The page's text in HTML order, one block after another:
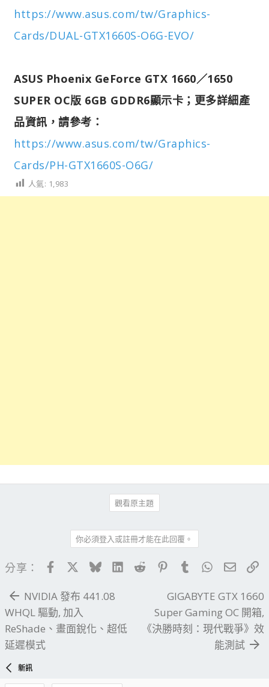
https://www.asus.com/tw/Graphics-
Cards/DUAL-GTX1660S-O6G-EVO/
ASUS Phoenix GeForce GTX 1660／1650
SUPER OC版 6GB GDDR6顯示卡；更多詳細產
品資訊，請參考：
https://www.asus.com/tw/Graphics-
Cards/PH-GTX1660S-O6G/
人氣: 1,983
觀看原主題
你必須登入或註冊才能在此回覆。
分享： FacebookBlueskyLinkedIn
Reddit PinterestTumblrWhatsApp
電子
NVIDIA 發布 441.08
WHQL 驅動, 加入
ReShade、畫面銳化、超低
延遲模式
GIGABYTE GTX 1660
Super Gaming OC 開箱,
《決勝時刻：現代戰爭》效
能測試
新訊